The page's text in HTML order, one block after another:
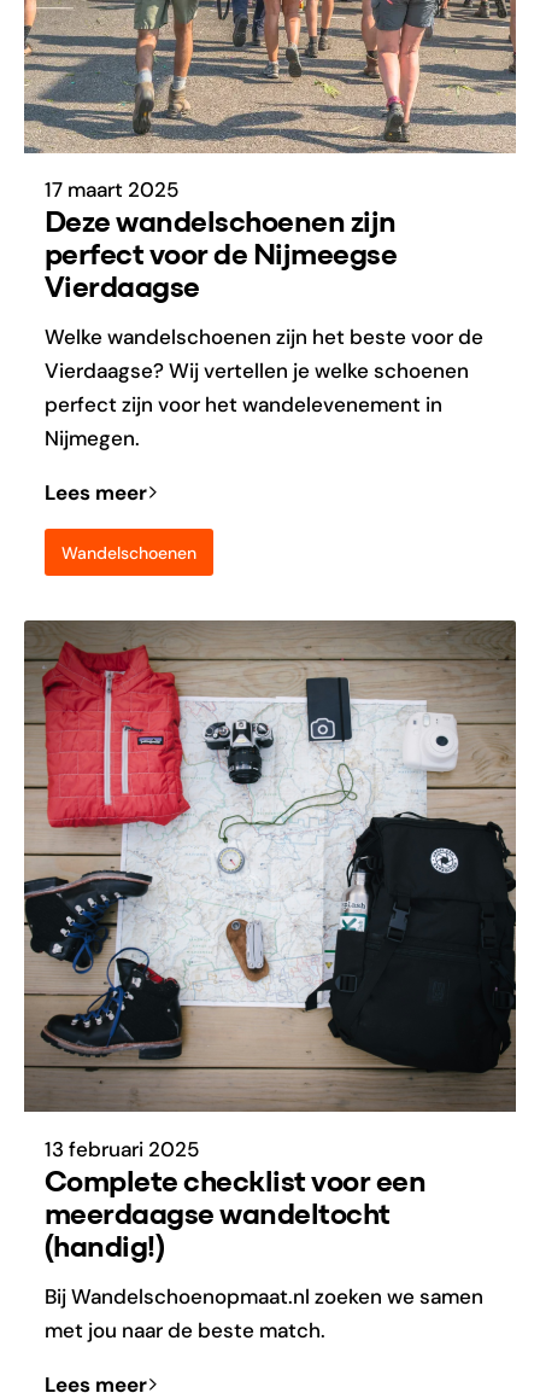
17 maart 2025
Deze wandelschoenen zijn
perfect voor de Nijmeegse
Vierdaagse
Welke wandelschoenen zijn het beste voor de
Vierdaagse? Wij vertellen je welke schoenen
perfect zijn voor het wandelevenement in
Nijmegen.
Lees meer
Wandelschoenen
13 februari 2025
Complete checklist voor een
meerdaagse wandeltocht
(handig!)
Bij Wandelschoenopmaat.nl zoeken we samen
met jou naar de beste match.
Lees meer